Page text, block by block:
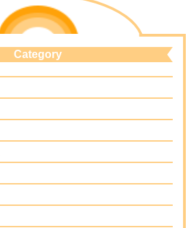
Category